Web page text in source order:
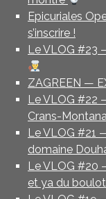
Epicuriales
s’inscrire !
Le VLOG #23
ZAGREEN —
Le VLOG #22
Crans-
Le VLOG #21
domaine
Le VLOG #20
et ya du boulot